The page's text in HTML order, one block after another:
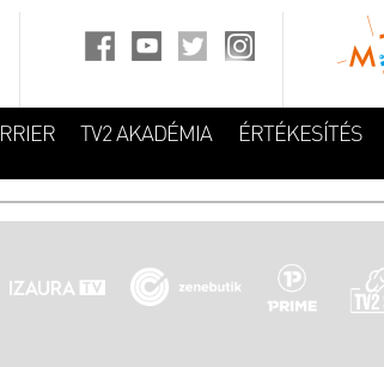
TV2 AKADÉMIA ÉRTÉKESÍTÉS